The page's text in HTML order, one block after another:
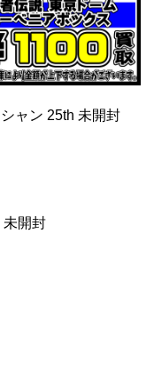
ャン 25th 未開封
未開封